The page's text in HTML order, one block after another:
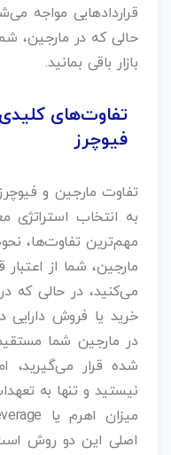
قراردادهایی مواجه
حالی که در مارجین،
بازار باقی بمانید.
تفاوت‌های
فیوچرز
تفاوت‌ مارجین و
به انتخاب استراتژی
مهم‌ترین تفاوت‌ها،
مارجین، شما از
می‌کنید، در حالی که
خرید یا فروش دارایی
در مارجین شما
شده قرار می‌گیرید،
نیستید و تنها به
اصلی این دو روش